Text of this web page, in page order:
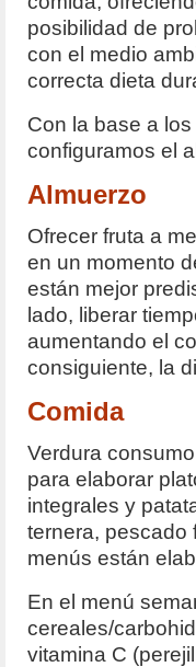
posibilidad de
con el medio
correcta dieta
Con la base a
configuramos el
Almuerzo
Ofrecer fruta a
en un momento
están mejor
lado, liberar
aumentando el
consiguiente, la
Comida
Verdura
para elaborar
integrales y
ternera, pescado
menús están
En el menú
cereales/
vitamina C